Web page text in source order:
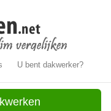
U bent dakwerker?